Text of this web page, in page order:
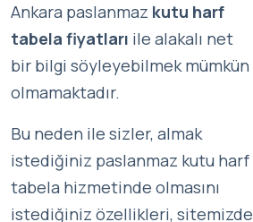
Ankara paslanmaz kutu harf
tabela fiyatları ile alakalı net
bir bilgi söyleyebilmek mümkün
olmamaktadır.
Bu neden ile sizler, almak
istediğiniz paslanmaz kutu harf
tabela hizmetinde olmasını
istediğiniz özellikleri, sitemizde